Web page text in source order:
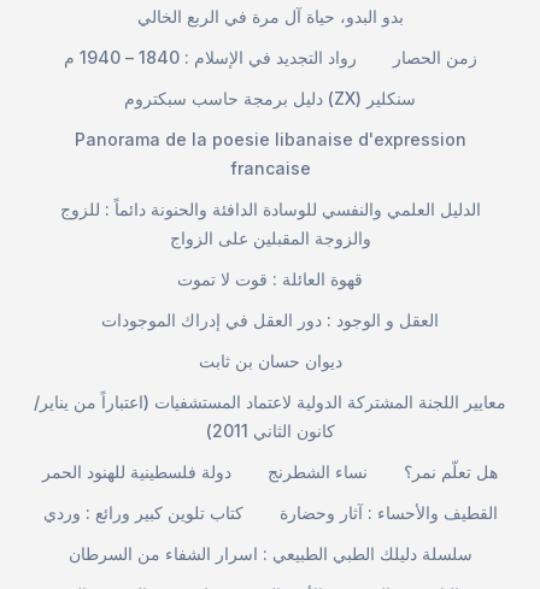
بدو البدو، حياة آل مرة في الربع الخالي
رواد التجديد في الإسلام : 1840 – 1940 م
زمن الحصار
دليل برمجة حاسب سبكتروم (ZX) سنكلير
Panorama de la poesie libanaise d'expression
francaise
الدليل العلمي والنفسي للوسادة الدافئة والحنونة دائماً : للزوج
والزوجة المقبلين على الزواج
قهوة العائلة : قوت لا تموت
العقل و الوجود : دور العقل في إدراك الموجودات
ديوان حسان بن ثابت
معايير اللجنة المشتركة الدولية لاعتماد المستشفيات (اعتباراً من يناير/
كانون الثاني 2011)
دولة فلسطينية للهنود الحمر
نساء الشطرنج
هل تعلّم نمر؟
كتاب تلوين كبير ورائع : وردي
القطيف والأحساء : آثار وحضارة
سلسلة دليلك الطبي الطبيعي : اسرار الشفاء من السرطان